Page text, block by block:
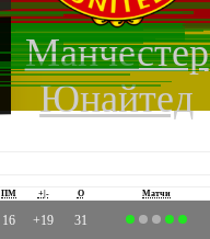
Манчестер
Юнайтед
ПМ +|- О Матчи
16 +19 31